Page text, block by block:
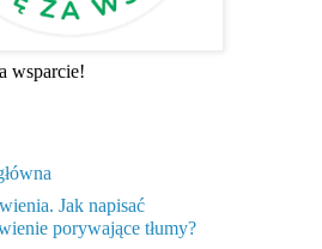
wsparcie!
Jak napisać
porywające tłumy?